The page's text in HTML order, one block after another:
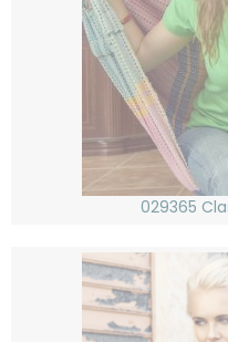
029365